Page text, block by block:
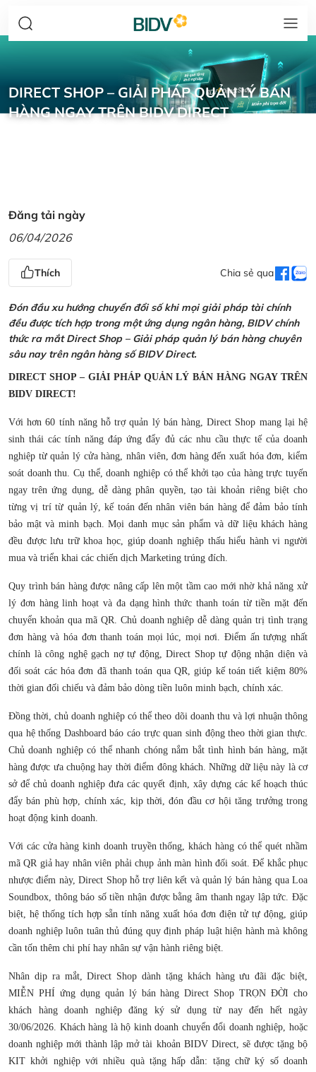
DIRECT SHOP – GIẢI PHÁP QUẢN LÝ BÁN
HÀNG NGAY TRÊN BIDV DIRECT
Đăng tải ngày
06/04/2026
Thích Chia sẻ qua
Đón đầu xu hướng chuyển đổi số khi mọi giải pháp tài chính
đều được tích hợp trong một ứng dụng ngân hàng, BIDV chính
thức ra mắt Direct Shop – Giải pháp quản lý bán hàng chuyên
sâu nay trên ngân hàng số BIDV Direct.
DIRECT SHOP – GIẢI PHÁP QUẢN LÝ BÁN HÀNG NGAY TRÊN
BIDV DIRECT!
Với hơn 60 tính năng hỗ trợ quản lý bán hàng, Direct Shop mang lại hệ
sinh thái các tính năng đáp ứng đẩy đủ các nhu cầu thực tế của doanh
nghiệp từ quản lý cửa hàng, nhân viên, đơn hàng đến xuất hóa đơn, kiểm
soát doanh thu. Cụ thể, doanh nghiệp có thể khởi tạo của hàng trực tuyến
ngay trên ứng dụng, dễ dàng phân quyền, tạo tài khoản riêng biệt cho
từng vị trí từ quản lý, kế toán đến nhân viên bán hàng để đảm bảo tính
bảo mật và minh bạch. Mọi danh mục sản phẩm và dữ liệu khách hàng
đều được lưu trữ khoa học, giúp doanh nghiệp thấu hiểu hành vi người
mua và triển khai các chiến dịch Marketing trúng đích.
Quy trình bán hàng được nâng cấp lên một tầm cao mới nhờ khả năng xử
lý đơn hàng linh hoạt và đa dạng hình thức thanh toán từ tiền mặt đến
chuyển khoản qua mã QR. Chủ doanh nghiệp dễ dàng quản trị tình trạng
đơn hàng và hóa đơn thanh toán mọi lúc, mọi nơi. Điểm ấn tượng nhất
chính là công nghệ gạch nợ tự động, Direct Shop tự động nhận diện và
đối soát các hóa đơn đã thanh toán qua QR, giúp kế toán tiết kiệm 80%
thời gian đối chiếu và đảm bảo dòng tiền luôn minh bạch, chính xác.
Đồng thời, chủ doanh nghiệp có thể theo dõi doanh thu và lợi nhuận thông
qua hệ thống Dashboard báo cáo trực quan sinh động theo thời gian thực.
Chủ doanh nghiệp có thể nhanh chóng nắm bắt tình hình bán hàng, mặt
hàng được ưa chuộng hay thời điểm đông khách. Những dữ liệu này là cơ
sở để chủ doanh nghiệp đưa các quyết định, xây dựng các kế hoạch thúc
đẩy bán phù hợp, chính xác, kịp thời, đón đầu cơ hội tăng trưởng trong
hoạt động kinh doanh.
Với các cửa hàng kinh doanh truyền thống, khách hàng có thể quét nhầm
mã QR giả hay nhân viên phải chụp ảnh màn hình đối soát. Để khắc phục
nhược điểm này, Direct Shop hỗ trợ liên kết và quản lý bán hàng qua Loa
Soundbox, thông báo số tiền nhận được bằng âm thanh ngay lập tức. Đặc
biệt, hệ thống tích hợp sẵn tính năng xuất hóa đơn điện tử tự động, giúp
doanh nghiệp luôn tuân thủ đúng quy định pháp luật hiện hành mà không
cần tốn thêm chi phí hay nhân sự vận hành riêng biệt.
Nhân dịp ra mắt, Direct Shop dành tặng khách hàng ưu đãi đặc biệt,
MIỄN PHÍ ứng dụng quản lý bán hàng Direct Shop TRỌN ĐỜI cho
khách hàng doanh nghiệp đăng ký sử dụng từ nay đến hết ngày
30/06/2026. Khách hàng là hộ kinh doanh chuyển đổi doanh nghiệp, hoặc
doanh nghiệp mới thành lập mở tài khoản BIDV Direct, sẽ được tặng bộ
KIT khởi nghiệp với nhiều quà tặng hấp dẫn: tặng chữ ký số doanh